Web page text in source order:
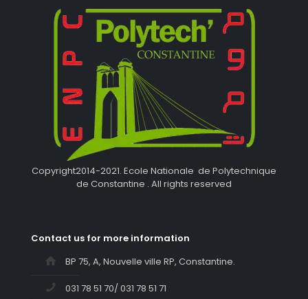
Copyright2014-2021. Ecole Nationale de Polytechnique
de Constantine . All rights reserved
Contact us for more information
BP 75, A, Nouvelle ville RP, Constantine.
031 78 51 70/ 031 78 51 71